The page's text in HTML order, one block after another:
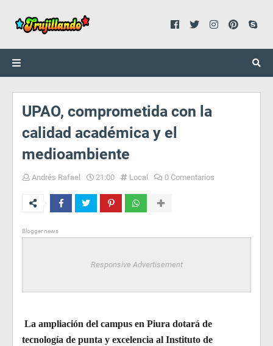
UPAO, comprometida con la
calidad académica y el
medioambiente
Andrés Rafael 21:00 Local 0 Comentarios
Blogger news
Responsive Advertisement
La ampliación del campus en Piura dotará de
tecnología de punta y excelencia al Instituto de